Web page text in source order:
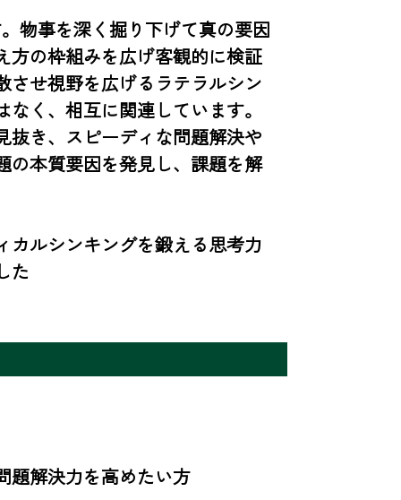
物事を深く掘り下げて真の要因
方の枠組みを広げ客観的に検証
させ視野を広げるラテラルシン
く、相互に関連しています。
抜き、スピーディな問題解決や
の本質要因を発見し、課題を解
ルシンキングを鍛える思考力
た
題解決力を高めたい方